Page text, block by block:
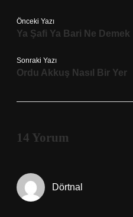
Önceki Yazı
Ya Şafi Ya Bari Ne Demek
Sonraki Yazı
Ordu Akkuş Nasıl Bir Yer
14 Yorum
Dörtnal